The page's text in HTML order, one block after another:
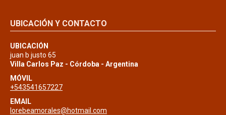
UBICACIÓN Y CONTACTO
UBICACIÓN
juan b justo 65
Villa Carlos Paz - Córdoba - Argentina
MÓVIL
+543541657227
EMAIL
lorebeamorales@hotmail.com